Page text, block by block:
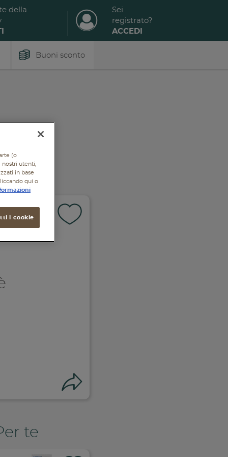
della
Sei
registrato?
ACCEDI
Buoni sconto
te
(o
utenti,
in base
qui o
i cookie